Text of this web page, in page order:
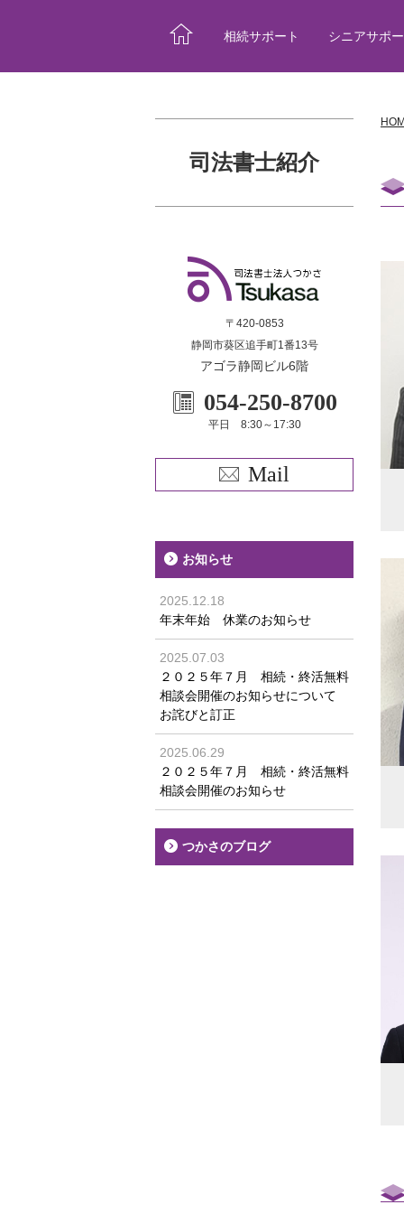
相続サポート シニアサポ
司法書士紹介
〒420-0853
静岡市葵区追手町1番13号
アゴラ静岡ビル6階
054-250-8700
平日 8:30～17:30
Mail
お知らせ
2025.12.18
年末年始 休業のお知らせ
2025.07.03
２０２５年７月 相続・終活無料
相談会開催のお知らせについて
お詫びと訂正
2025.06.29
２０２５年７月 相続・終活無料
相談会開催のお知らせ
つかさのブログ